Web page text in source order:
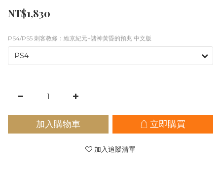
NT$1,830
PS4/PS5 刺客教條：維京紀元+諸神黃昏的預兆 中文版
加入購物車 立即購買
加入追蹤清單